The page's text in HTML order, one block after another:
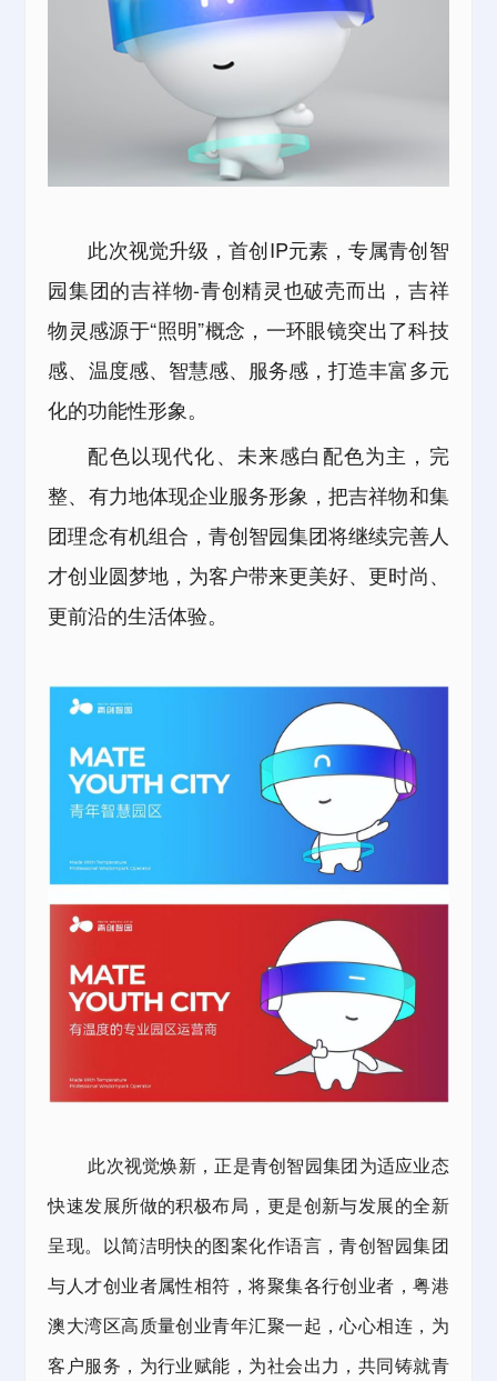
此次视觉升级，首创IP元素，专属青创智
园集团的吉祥物-青创精灵也破壳而出， 吉祥
物灵感源于“照明”概念，一环眼镜突出了科技
感、温度感、智慧感、服务感，打造丰富多元
化的功能性形象。
配色以现代化、未来感白配色为主，完
整、有力地体现企业服务形象，把吉祥物和集
团理念有机组合，青创智园集团将继续完善人
才创业圆梦地，为客户带来更美好、更时尚、
更前沿的生活体验。
此次视觉焕新，正是青创智园集团为适应业态
快速发展所做的积极布局，更是创新与发展的全新
呈现。以简洁明快的图案化作语言，青创智园集团
与人才创业者属性相符，将聚集各行创业者，粤港
澳大湾区高质量创业青年汇聚一起，心心相连，为
客户服务，为行业赋能，为社会出力，共同铸就青